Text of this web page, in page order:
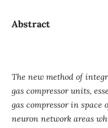
Abstract
The new method of
gas compressor units,
gas compressor in
neuron network areas